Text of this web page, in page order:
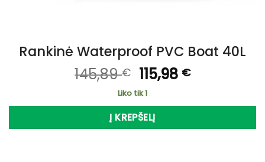
Rankinė Waterproof PVC Boat 40L
145,89€ Original
price
was:
145,89 €.
115,98 €Current
is:
Liko tik 1
Į KREPŠELĮ